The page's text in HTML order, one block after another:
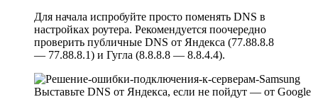
Для начала испробуйте просто поменять DNS в
настройках роутера. Рекомендуется поочередно
проверить публичные DNS от Яндекса (77.88.8.8
— 77.88.8.1) и Гугла (8.8.8.8 — 8.8.4.4).
Выставьте DNS от Яндекса, если не пойдут — от Google